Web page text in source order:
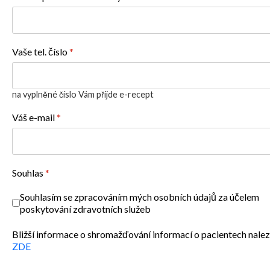
Vaše tel. číslo*
na vyplněné číslo Vám přijde e-recept
Váš e-mail*
Souhlas *
Souhlasím se zpracováním mých osobních údajů za účelem
poskytování zdravotních služeb
Bližší informace o shromažďování informací o pacientech
ZDE